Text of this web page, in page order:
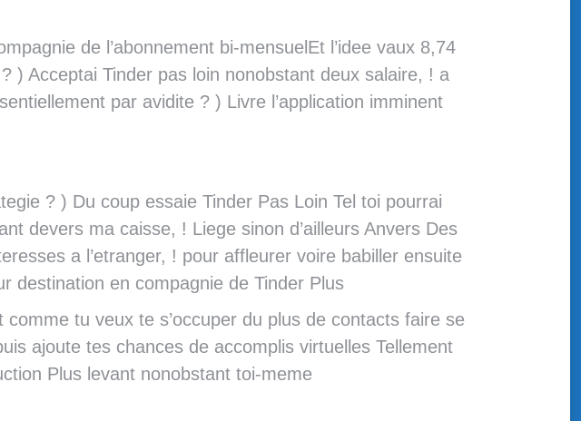
de l’abonnement bi-mensuelEt l’idee vaux 8,74
) Acceptai Tinder pas loin nonobstant deux salaire, ! a
par avidite ? ) Livre l’application imminent
? ) Du coup essaie Tinder Pas Loin Tel toi pourrai
devers ma caisse, ! Liege sinon d’ailleurs Anvers Des
a l’etranger, ! pour affleurer voire babiller ensuite
destination en compagnie de Tinder Plus
tu veux te s’occuper du plus de contacts faire se
ajoute tes chances de accomplis virtuelles Tellement
Plus levant nonobstant toi-meme